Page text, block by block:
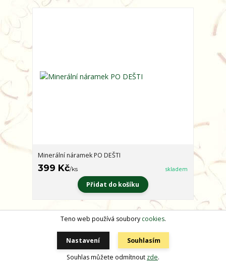
Minerální náramek PO DEŠTI
399 Kč/ks skladem
Přidat do košíku
Načíst další produkty (14)
strana
další
Teno web používá soubory cookies.
Nastavení
Souhlasím
Souhlas můžete odmítnout zde.